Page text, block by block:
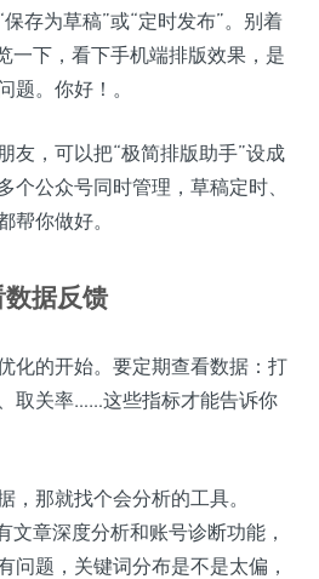
存为草稿”或“定时发布”。别着
一下，看下手机端排版效果，是
题。你好！。
友，可以把“极简排版助手”设成
个公众号同时管理，草稿定时、
帮你做好。
据反馈
化的开始。要定期查看数据：打
取关率……这些指标才能告诉你
，那就找个会分析的工具。
文章深度分析和账号诊断功能，
问题，关键词分布是不是太偏，